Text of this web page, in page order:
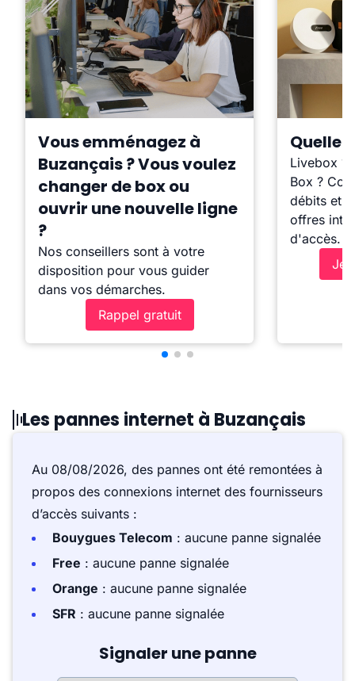
Vous emménagez à
Buzançais ? Vous voulez
changer de box ou
ouvrir une nouvelle ligne
?
Nos conseillers sont à votre
disposition pour vous guider
dans vos démarches.
Rappel gratuit
Quelle
Livebox ?
Box ?
débits et
offres
d'accès.
Je
Les pannes internet à Buzançais
Au 08/08/2026, des pannes ont été remontées à
propos des connexions internet des fournisseurs
d’accès suivants :
Bouygues Telecom : aucune panne signalée
Free : aucune panne signalée
Orange : aucune panne signalée
SFR : aucune panne signalée
Signaler une panne